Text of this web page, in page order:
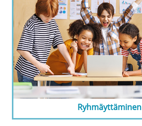
Ryhmäyttäminen